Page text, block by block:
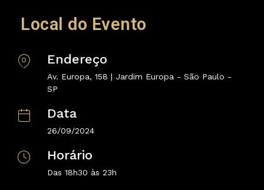
Local do Evento
Endereço
Av. Europa, 158 | Jardim Europa - São Paulo -
SP
Data
26/09/2024
Horário
Das 18h30 às 23h